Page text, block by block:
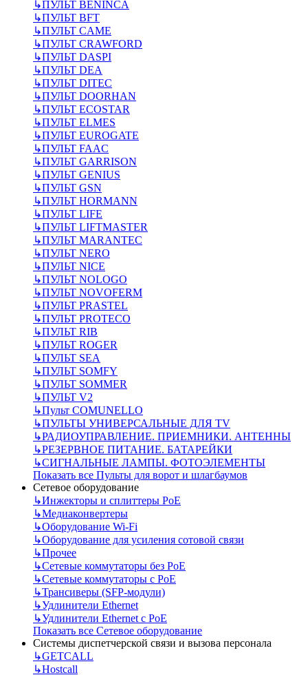
↳ПУЛЬТ BENINCA
↳ПУЛЬТ BFT
↳ПУЛЬТ CAME
↳ПУЛЬТ CRAWFORD
↳ПУЛЬТ DASPI
↳ПУЛЬТ DEA
↳ПУЛЬТ DITEC
↳ПУЛЬТ DOORHAN
↳ПУЛЬТ ECOSTAR
↳ПУЛЬТ ELMES
↳ПУЛЬТ EUROGATE
↳ПУЛЬТ FAAC
↳ПУЛЬТ GARRISON
↳ПУЛЬТ GENIUS
↳ПУЛЬТ GSN
↳ПУЛЬТ HORMANN
↳ПУЛЬТ LIFE
↳ПУЛЬТ LIFTMASTER
↳ПУЛЬТ MARANTEC
↳ПУЛЬТ NERO
↳ПУЛЬТ NICE
↳ПУЛЬТ NOLOGO
↳ПУЛЬТ NOVOFERM
↳ПУЛЬТ PRASTEL
↳ПУЛЬТ PROTECO
↳ПУЛЬТ RIB
↳ПУЛЬТ ROGER
↳ПУЛЬТ SEA
↳ПУЛЬТ SOMFY
↳ПУЛЬТ SOMMER
↳ПУЛЬТ V2
↳Пульт СOMUNELLO
↳ПУЛЬТЫ УНИВЕРСАЛЬНЫЕ ДЛЯ TV
↳РАДИОУПРАВЛЕНИЕ. ПРИЕМНИКИ. АНТЕННЫ
↳РЕЗЕРВНОЕ ПИТАНИЕ. БАТАРЕЙКИ
↳СИГНАЛЬНЫЕ ЛАМПЫ. ФОТОЭЛЕМЕНТЫ
Показать все Пульты для ворот и шлагбаумов
Сетевое оборудование
↳Инжекторы и сплиттеры РоЕ
↳Медиаконвертеры
↳Оборудование Wi-Fi
↳Оборудование для усиления сотовой связи
↳Прочее
↳Сетевые коммутаторы без РоЕ
↳Сетевые коммутаторы с РоЕ
↳Трансиверы (SFP-модули)
↳Удлинители Ethernet
↳Удлинители Ethernet с PoE
Показать все Сетевое оборудование
Системы диспетчерской связи и вызова персонала
↳GETCALL
↳Hostcall